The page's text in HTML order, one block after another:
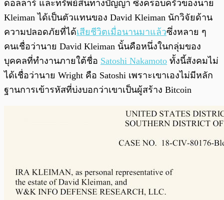
ดอลลาร์ และทรัพย์สินทางปัญญา ซึ่งครอบครัวของนาย
Kleiman ได้เป็นตัวแทนของ David Kleiman นักวิจัยด้าน
ความปลอดภัยที่ได้เสียชีวิตเมื่อนานมาแล้วซึ่งหลาย ๆ
คนเชื่อว่านาย David Kleiman นั้นคือหนึ่งในกลุ่มของ
บุคคลที่ทำงานภายใต้ชื่อ Satoshi Nakamoto ทั้งนี้สังคมไม่
ได้เชื่อว่านาย Wright คือ Satoshi เพราะเขาเองไม่มีหลัก
ฐานการเข้ารหัสที่บ่งบอกว่าเขาเป็นผู้สร้าง Bitcoin